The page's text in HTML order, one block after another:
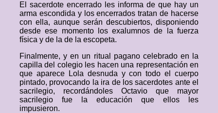
El sacerdote encerrado les informa de que hay un
arma escondida y los encerrados tratan de hacerse
con ella, aunque serán descubiertos, disponiendo
desde ese momento los exalumnos de la fuerza
física y de la de la escopeta.
Finalmente, y en un ritual pagano celebrado en la
capilla del colegio les hacen una representación en
que aparece Lola desnuda y con todo el cuerpo
pintado, provocando la ira de los sacerdotes ante el
sacrilegio, recordándoles Octavio que mayor
sacrilegio fue la educación que ellos les
impusieron.